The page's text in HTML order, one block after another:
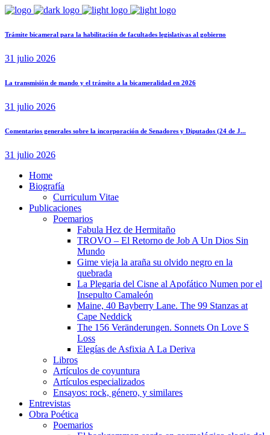
Trámite bicameral para la habilitación de facultades legislativas al gobierno
31 julio 2026
La transmisión de mando y el tránsito a la bicameralidad en 2026
31 julio 2026
Comentarios generales sobre la incorporación de Senadores y Diputados (24 de J...
31 julio 2026
Home
Biografía
Curriculum Vitae​
Publicaciones
Poemarios
Fabula Hez de Hermitaño
TROVO – El Retorno de Job A Un Dios Sin
Mundo
Gime vieja la araña su olvido negro en la
quebrada
La Plegaria del Cisne al Apofático Numen por el
Insepulto Camaleón
Maine, 40 Bayberry Lane. The 99 Stanzas at
Cape Neddick
The 156 Veränderungen. Sonnets On Love S
Loss
Elegías de Asfixia A La Deriva
Libros
Artículos de coyuntura
Artículos especializados
Ensayos: rock, género, y similares
Entrevistas
Obra Poética
Poemarios